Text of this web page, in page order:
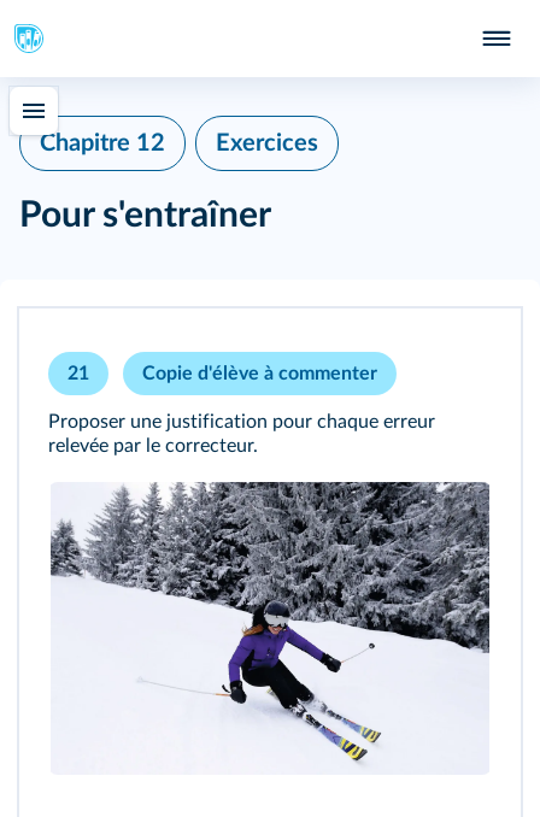
Chapitre 12 Exercices
Pour s'entraîner
21 Copie d'élève à commenter
Proposer une justification pour chaque erreur
relevée par le correcteur.